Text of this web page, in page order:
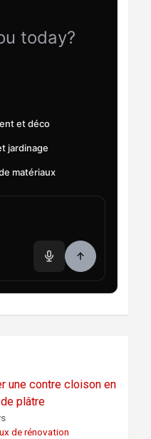
today?
et déco
jardinage
matériaux
une contre cloison en
plâtre
de rénovation